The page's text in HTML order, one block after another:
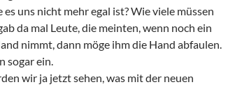
uns nicht mehr egal ist? Wie viele müssen
da mal Leute, die meinten, wenn noch ein
nimmt, dann möge ihm die Hand abfaulen.
sogar ein.
wir ja jetzt sehen, was mit der neuen